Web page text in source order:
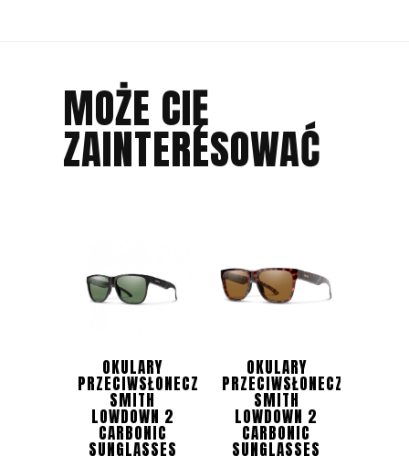
MOŻE CIĘ
ZAINTERESOWAĆ
OKULARY
PRZECIWSŁONECZNE
SMITH
LOWDOWN 2
CARBONIC
SUNGLASSES
OKULARY
PRZECIWSŁONECZNE
SMITH
LOWDOWN 2
CARBONIC
SUNGLASSES